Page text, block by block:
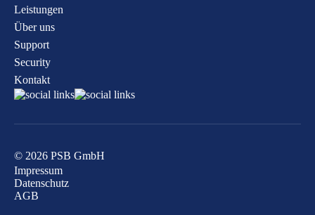
Leistungen
Über uns
Support
Security
Kontakt
© 2026 PSB GmbH
Impressum
Datenschutz
AGB